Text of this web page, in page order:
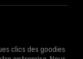
clics des goodies